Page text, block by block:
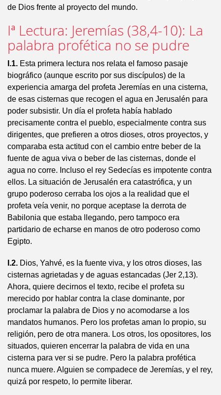
de Dios frente al proyecto del mundo.
Iª Lectura: Jeremías (38,4-10): La
palabra profética no se pudre
I.1. Esta primera lectura nos relata el famoso pasaje
biográfico (aunque escrito por sus discípulos) de la
experiencia amarga del profeta Jeremías en una cisterna,
de esas cisternas que recogen el agua en Jerusalén para
poder subsistir. Un día el profeta había hablado
precisamente contra el pueblo, especialmente contra sus
dirigentes, que prefieren a otros dioses, otros proyectos, y
comparaba esta actitud con el cambio entre beber de la
fuente de agua viva o beber de las cisternas, donde el
agua no corre. Incluso el rey Sedecías es impotente contra
ellos. La situación de Jerusalén era catastrófica, y un
grupo poderoso cerraba los ojos a la realidad que el
profeta veía venir, no porque aceptase la derrota de
Babilonia que estaba llegando, pero tampoco era
partidario de echarse en manos de otro poderoso como
Egipto.
I.2. Dios, Yahvé, es la fuente viva, y los otros dioses, las
cisternas agrietadas y de aguas estancadas (Jer 2,13).
Ahora, quiere decirnos el texto, recibe el profeta su
merecido por hablar contra la clase dominante, por
proclamar la palabra de Dios y no acomodarse a los
mandatos humanos. Pero los profetas aman lo propio, su
religión, pero de otra manera. Los otros, los opositores, los
situados, quieren encerrar la palabra de vida en una
cisterna para ver si se pudre. Pero la palabra profética
nunca muere. Alguien se compadece de Jeremías, y el rey,
quizá por respeto, lo permite liberar.